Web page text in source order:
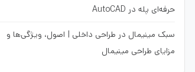
حرفه‌ای پله در AutoCAD
سبک مینیمال در طراحی داخلی | اصول، ویژگی‌ها و
مزایای طراحی مینیمال